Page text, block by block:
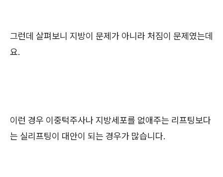
그런데 살펴보니 지방이 문제가 아니라 처짐이 문제였는데
요.
이런 경우 이중턱주사나 지방세포를 없애주는 리프팅보다
는 실리프팅이 대안이 되는 경우가 많습니다.